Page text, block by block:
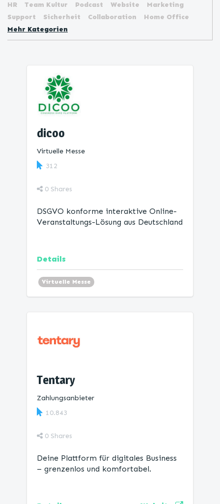
HR
Team Kultur Podcast Website
Marketing
Support
Sicherheit Collaboration
Home Office
Mehr Kategorien
dicoo
Virtuelle Messe
312
0 Shares
DSGVO konforme interaktive Online-
Veranstaltungs-Lösung aus Deutschland
Details
Virtuelle Messe
Tentary
Zahlungsanbieter
10.843
0 Shares
Deine Plattform für digitales Business
– grenzenlos und komfortabel.